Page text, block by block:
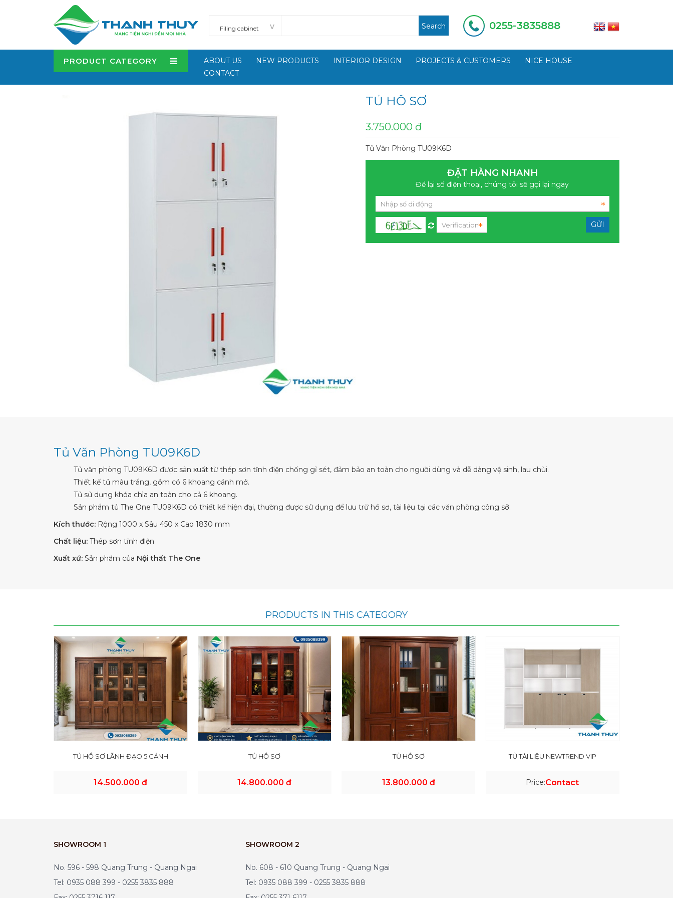
Search 0255-3835888
PRODUCT CATEGORY ABOUT US NEW PRODUCTS INTERIOR DESIGN PROJECTS & CUSTOMERS
NICE HOUSE
CONTACT
TỦ HỒ SƠ
3.750.000 đ
Tủ Văn Phòng TU09K6D
ĐẶT HÀNG NHANH
Để lại số điện thoại, chúng tôi sẽ gọi lại ngay
Tủ Văn Phòng TU09K6D
Tủ văn phòng TU09K6D được sản xuất từ thép sơn tĩnh điện chống gỉ sét, đảm bảo an toàn cho người dùng và dễ dàng vệ sinh, lau chùi.
Thiết kế tủ màu trắng, gồm có 6 khoang cánh mở.
Tủ sử dụng khóa chìa an toàn cho cả 6 khoang.
Sản phẩm tủ The One TU09K6D có thiết kế hiện đại, thường được sử dụng để lưu trữ hồ sơ, tài liệu tại các văn phòng công sở.
Kích thước: Rộng 1000 x Sâu 450 x Cao 1830 mm
Chất liệu: Thép sơn tĩnh điện
Xuất xứ: Sản phẩm của Nội thất The One
PRODUCTS IN THIS CATEGORY
TỦ HỒ SƠ LÃNH ĐẠO 5 CÁNH
14.500.000 đ
TỦ HỒ SƠ
14.800.000 đ
TỦ HỒ SƠ
13.800.000 đ
TỦ TÀI LIỆU NEWTREND VIP
Price:Contact
SHOWROOM 1
No. 596 - 598 Quang Trung - Quang Ngai
Tel: 0935 088 399 - 0255 3835 888
SHOWROOM 2
No. 608 - 610 Quang Trung - Quang Ngai
Tel: 0935 088 399 - 0255 3835 888